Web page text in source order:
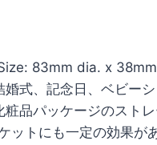
83mm dia. x
式、記念日、ベビー
品パッケージのストレ
ットにも一定の効果